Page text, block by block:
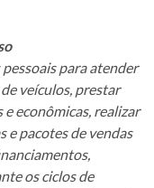
para atender
veículos, prestar
econômicas, realizar
e pacotes de vendas
os ciclos de